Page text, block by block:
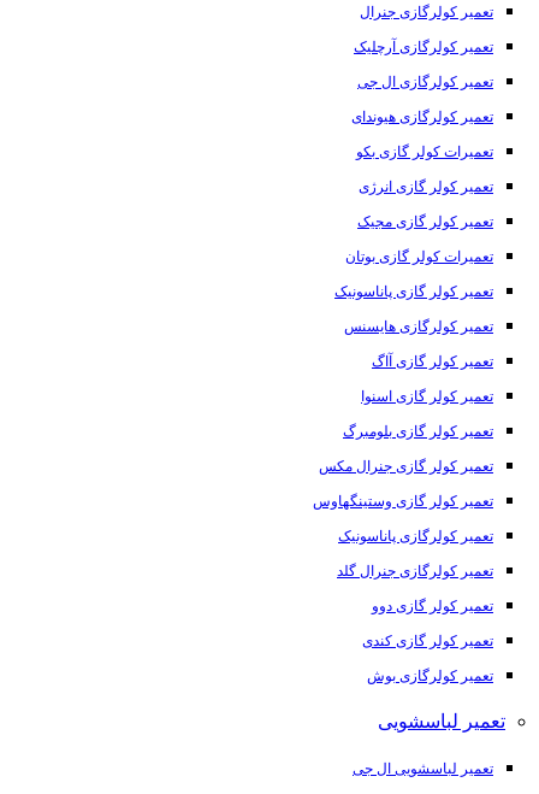
تعمیر کولرگازی جنرال
تعمیر کولرگازی آرچلیک
تعمیر کولرگازی ال جی
تعمیر کولرگازی هیوندای
تعمیرات کولر گازی بکو
تعمیر کولر گازی انرژی
تعمیر کولر گازی مجیک
تعمیرات کولر گازی بوتان
تعمیر کولر گازی پاناسونیک
تعمیر کولرگازی هایسنس
تعمیر کولر گازی آاگ
تعمیر کولر گازی اسنوا
تعمیر کولر گازی بلومبرگ
تعمیر کولر گازی جنرال مکس
تعمیر کولر گازی وستینگهاوس
تعمیر کولرگازی پاناسونیک
تعمیر کولرگازی جنرال گلد
تعمیر کولر گازی دوو
تعمیر کولر گازی کندی
تعمیر کولرگازی بوش
تعمیر لباسشویی
تعمیر لباسشویی ال جی